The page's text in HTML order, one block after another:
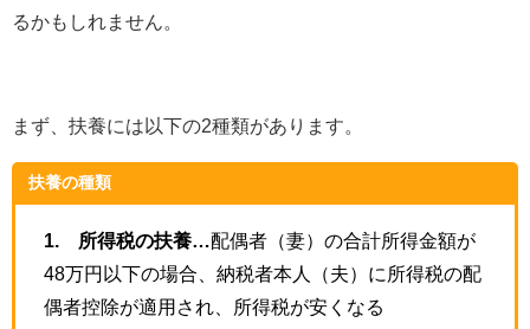
るかもしれません。
まず、扶養には以下の2種類があります。
扶養の種類
1. 所得税の扶養… 配偶者（妻）の合計所得金額が
48万円以下の場合、納税者本人（夫）に所得税の配
偶者控除が適用され、所得税が安くなる